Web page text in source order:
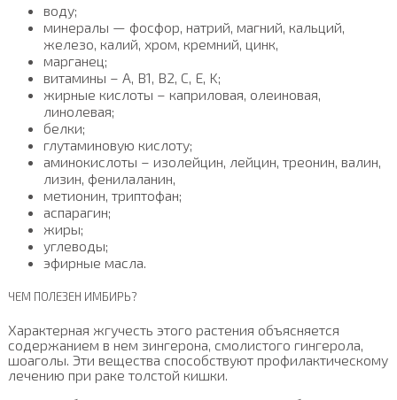
воду;
минералы — фосфор, натрий, магний, кальций,
железо, калий, хром, кремний, цинк,
марганец;
витамины – A, B1, B2, C, E, K;
жирные кислоты – каприловая, олеиновая,
линолевая;
белки;
глутаминовую кислоту;
аминокислоты – изолейцин, лейцин, треонин, валин,
лизин, фенилаланин,
метионин, триптофан;
аспарагин;
жиры;
углеводы;
эфирные масла.
ЧЕМ ПОЛЕЗЕН ИМБИРЬ?
Характерная жгучесть этого растения объясняется
содержанием в нем зингерона, смолистого гингерола,
шоаголы. Эти вещества способствуют профилактическому
лечению при раке толстой кишки.